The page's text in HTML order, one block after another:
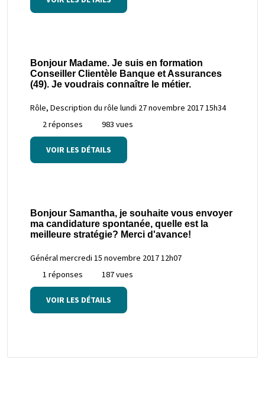
Bonjour Madame. Je suis en formation
Conseiller Clientèle Banque et Assurances
(49). Je voudrais connaître le métier.
Rôle, Description du rôle lundi 27 novembre 2017 15h34
2 réponses
983 vues
VOIR LES DÉTAILS
Bonjour Samantha, je souhaite vous envoyer
ma candidature spontanée, quelle est la
meilleure stratégie? Merci d'avance!
Généralmercredi 15 novembre 2017 12h07
1 réponses
187 vues
VOIR LES DÉTAILS